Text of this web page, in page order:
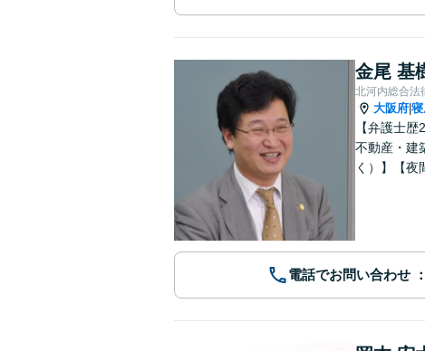
金尾 基
北河内総合法
大阪府
【弁護士
不動産・建
く）】【夜
電話でお問い合わせ